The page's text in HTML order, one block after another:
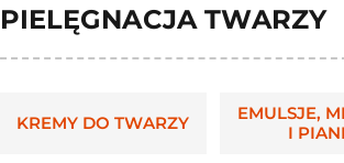
PIELĘGNACJA TWARZY
KREMY DO TWARZY
EMULSJE,
I